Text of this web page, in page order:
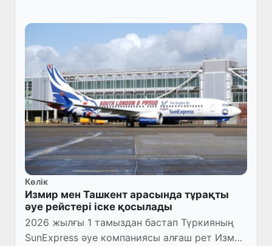
Көлік
Измир мен Ташкент арасында тұрақты
әуе рейстері іске қосылады
2026 жылғы 1 тамыздан бастап Түркияның
SunExpress әуе компаниясы алғаш рет Измир